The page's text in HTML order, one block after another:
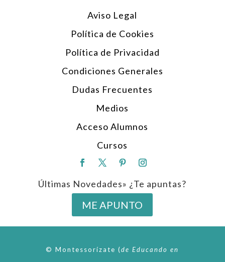
Aviso Legal
Política de Cookies
Política de Privacidad
Condiciones Generales
Dudas Frecuentes
Medios
Acceso Alumnos
Cursos
Últimas Novedades» ¿Te apuntas?
ME APUNTO
© Montessorízate(de Educando en